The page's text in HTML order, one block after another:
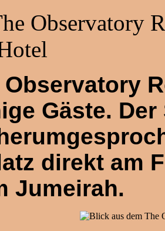
Observatory
Gäste.
direkt am
Jumeirah.